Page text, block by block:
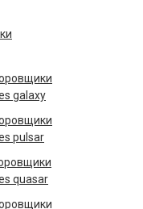
EPSON SP
galaxy
pulsar
quasar